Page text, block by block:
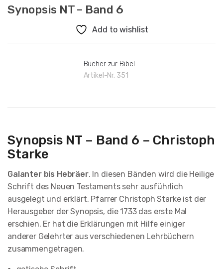
Synopsis NT – Band 6
Add to wishlist
Bücher zur Bibel
Artikel-Nr. 351
Synopsis NT – Band 6 – Christoph
Starke
Galanter bis Hebräer. In diesen Bänden wird die Heilige
Schrift des Neuen Testaments sehr ausführlich
ausgelegt und erklärt. Pfarrer Christoph Starke ist der
Herausgeber der Synopsis, die 1733 das erste Mal
erschien. Er hat die Erklärungen mit Hilfe einiger
anderer Gelehrter aus verschiedenen Lehrbüchern
zusammengetragen.